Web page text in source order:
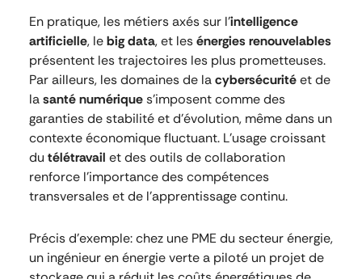
En pratique, les métiers axés sur l’intelligence
artificielle, lebig data, et lesénergies renouvelables
présentent les trajectoires les plus prometteuses.
Par ailleurs, les domaines de lacybersécuritéet de
lasanté numériques’imposent comme des
garanties de stabilité et d’évolution, même dans un
contexte économique fluctuant. L’usage croissant
du télétravail et des outils de collaboration
renforce l’importance des compétences
transversales et de l’apprentissage continu.
Précis d’exemple: chez une PME du secteur énergie,
un ingénieur en énergie verte a piloté un projet de